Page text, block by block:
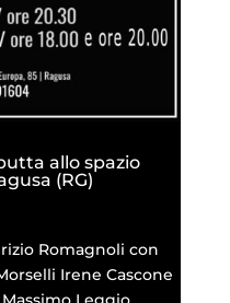
allo spazio
(RG)
Romagnoli con
Irene Cascone